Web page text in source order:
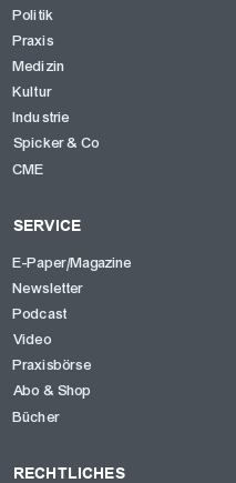
Politik
Praxis
Medizin
Kultur
Industrie
Spicker & Co
CME
SERVICE
E-Paper/Magazine
Newsletter
Podcast
Video
Praxisbörse
Abo & Shop
Bücher
RECHTLICHES